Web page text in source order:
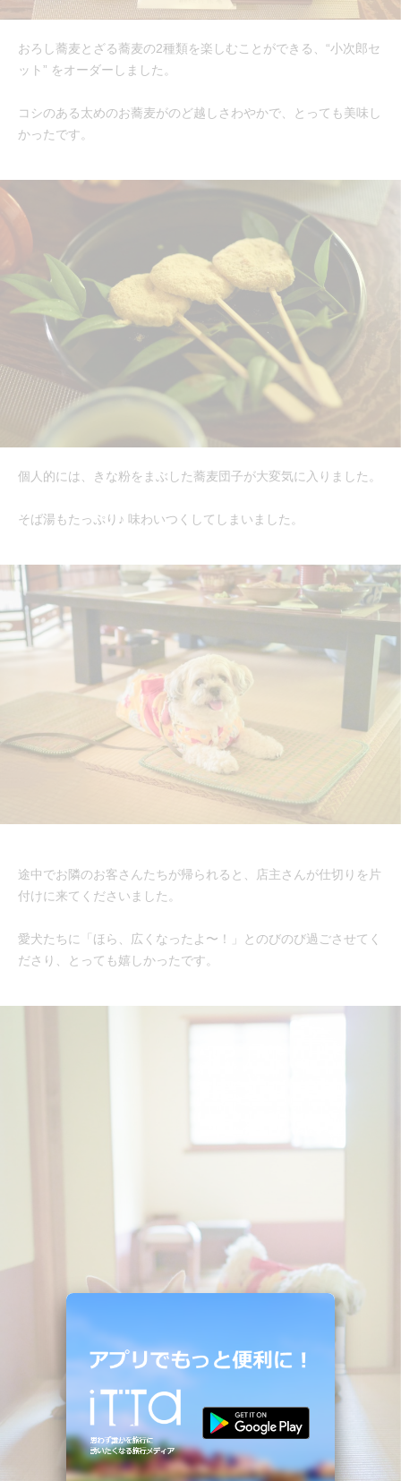
おろし蕎麦とざる蕎麦の2種類を楽しむことができる、“小次郎セ
ット” をオーダーしました。
コシのある太めのお蕎麦がのど越しさわやかで、とっても美味し
かったです。
個人的には、きな粉をまぶした蕎麦団子が大変気に入りました。
そば湯もたっぷり♪ 味わいつくしてしまいました。
途中でお隣のお客さんたちが帰られると、店主さんが仕切りを片
付けに来てくださいました。
愛犬たちに「ほら、広くなったよ〜！」とのびのび過ごさせてく
ださり、とっても嬉しかったです。